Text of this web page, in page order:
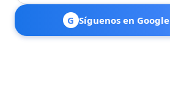
G Síguenos en